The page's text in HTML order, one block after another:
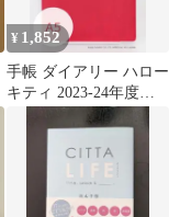
¥ 1,852
手帳 ダイアリー ハロー
キティ 2023-24年度版
（2023年3月始まり）